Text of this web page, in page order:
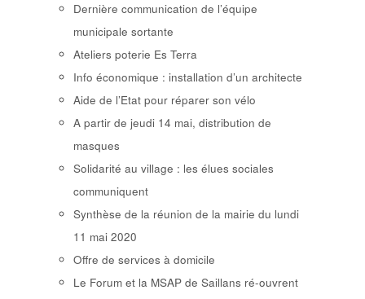
Dernière communication de l’équipe
municipale sortante
Ateliers poterie Es Terra
Info économique : installation d’un architecte
Aide de l’Etat pour réparer son vélo
A partir de jeudi 14 mai, distribution de
masques
Solidarité au village : les élues sociales
communiquent
Synthèse de la réunion de la mairie du lundi
11 mai 2020
Offre de services à domicile
Le Forum et la MSAP de Saillans ré-ouvrent